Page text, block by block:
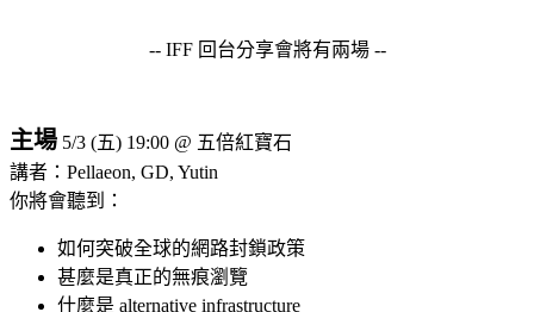
-- IFF 回台分享會將有兩場 --
主場 5/3 (五) 19:00 @ 五倍紅寶石
講者：Pellaeon, GD, Yutin
你將會聽到：
如何突破全球的網路封鎖政策
甚麼是真正的無痕瀏覽
什麼是 alternative infrastructure